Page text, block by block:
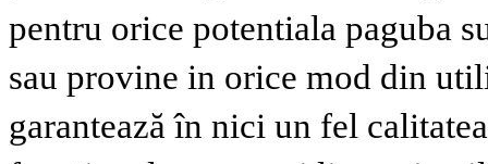
pentru orice potentiala paguba
sau provine in orice mod din
garantează în nici un fel